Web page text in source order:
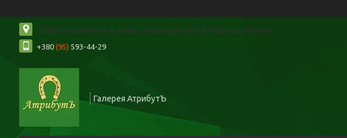
ул.Шелковичная 30-А, email : atribut-gallery@ukr.net, Київ, Україна
+380 (95) 593-44-29
Галерея АтрибутЪ